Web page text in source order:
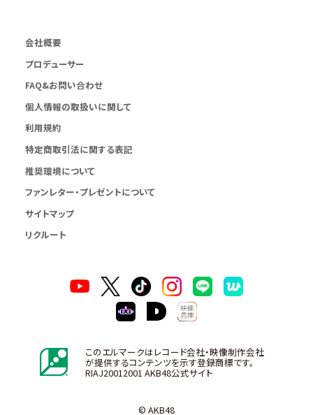
会社概要
プロデューサー
FAQ&お問い合わせ
個人情報の取扱いに関して
利用規約
特定商取引法に関する表記
推奨環境について
ファンレター・プレゼントについて
サイトマップ
リクルート
このエルマークはレコード会社・映像制作会社
が提供するコンテンツを示す登録商標です。
RIAJ20012001 AKB48公式サイト
© AKB48